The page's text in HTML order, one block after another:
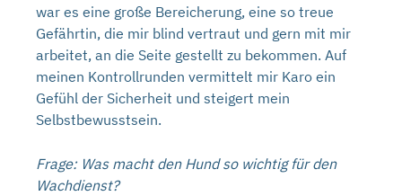
war es eine große Bereicherung, eine so treue
Gefährtin, die mir blind vertraut und gern mit mir
arbeitet, an die Seite gestellt zu bekommen. Auf
meinen Kontrollrunden vermittelt mir Karo ein
Gefühl der Sicherheit und steigert mein
Selbstbewusstsein.
Frage: Was macht den Hund so wichtig für den
Wachdienst?